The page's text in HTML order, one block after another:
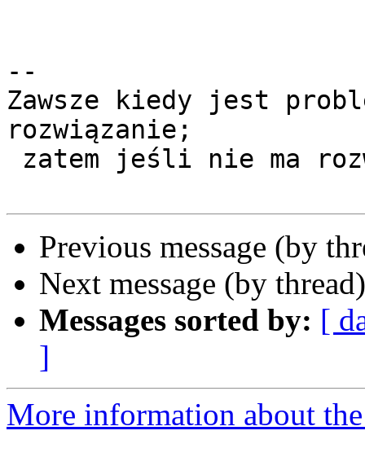
--
Zawsze kiedy jest
rozwiązanie;
Previous message (by
Next message (by
Messages sorted by: [
]
More information about